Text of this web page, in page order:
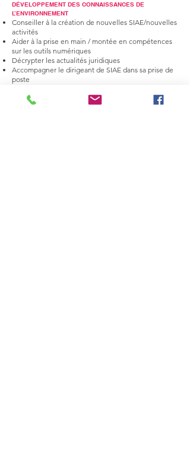
DÉVELOPPEMENT DES CONNAISSANCES DE
L’ENVIRONNEMENT
Conseiller à la création de nouvelles SIAE/nouvelles
activités
Aider à la prise en main / montée en compétences
sur les outils numériques
Décrypter les actualités juridiques
Accompagner le dirigeant de SIAE dans sa prise de
poste
Aider à structurer des actions RSE